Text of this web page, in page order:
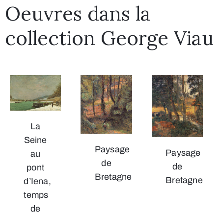
Oeuvres dans la
collection George Viau
La
Seine
au
pont
d’Iena,
temps
de
Paysage
de
Bretagne
Paysage
de
Bretagne